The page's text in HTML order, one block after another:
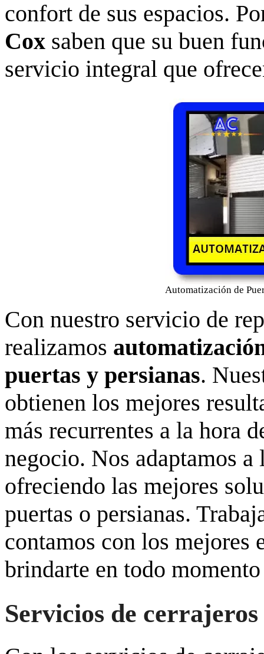
confort de sus espacios.
Cox saben que su buen
servicio integral que
Automatización de
Con nuestro servicio de
realizamos
puertas y persianas.
obtienen los mejores
más recurrentes a la hora
negocio. Nos adaptamos
ofreciendo las mejores
puertas o persianas.
contamos con los mejores
brindarte en todo
Servicios de